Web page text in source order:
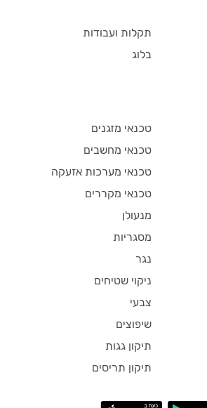
תקלות ועבודות
בלוג
טכנאי מזגנים
טכנאי מחשבים
טכנאי מערכות אזעקה
טכנאי מקררים
מנעולן
מסגריות
נגר
ניקוי שטיחים
צבעי
שיפוצים
תיקון גגות
תיקון תריסים